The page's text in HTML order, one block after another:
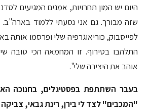
היום יש המון תחרויות, אמנים המגיעים
שזה מבורך. גם אני נסעתי ללמוד
לפייסבוק, כוריאוגרפיה שלי ופרסמו אותה
התלהבו בטירוף. זו המחמאה הכי טובה
אוהב את היצירה שלי".
בעבר השתתפת בפסטיגלים, בחנוכה
"המכבים" לצד לי בירן, רינת גבאי,